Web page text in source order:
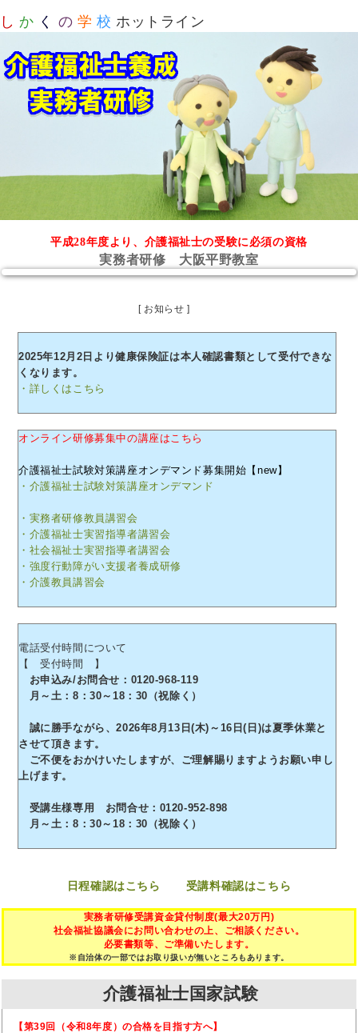
し か く の 学 校 ホットライン
平成28年度より、介護福祉士の受験に必須の資格
実務者研修 大阪平野教室
[ お知らせ ]
2025年12月2日より健康保険証は本人確認書類として受付できな
くなります。
・詳しくはこちら
オンライン研修募集中の講座はこちら
介護福祉士試験対策講座オンデマンド募集開始【new】
・介護福祉士試験対策講座オンデマンド
・実務者研修教員講習会
・介護福祉士実習指導者講習会
・社会福祉士実習指導者講習会
・強度行動障がい支援者養成研修
・介護教員講習会
電話受付時間について
【 受付時間 】
お申込み/お問合せ：0120-968-119
月～土：8：30～18：30（祝除く）
誠に勝手ながら、2026年8月13日(木)～16日(日)は夏季休業と
させて頂きます。
ご不便をおかけいたしますが、ご理解賜りますようお願い申し
上げます。
受講生様専用 お問合せ：0120-952-898
月～土：8：30～18：30（祝除く）
日程確認はこちら 受講料確認はこちら
実務者研修受講資金貸付制度(最大20万円)
社会福祉協議会にお問い合わせの上、ご相談ください。
必要書類等、ご準備いたします。
※自治体の一部ではお取り扱いが無いところもあります。
介護福祉士国家試験
【第39回（令和8年度）の合格を目指す方へ】